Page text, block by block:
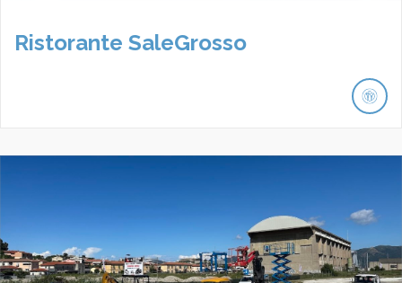
Ristorante SaleGrosso